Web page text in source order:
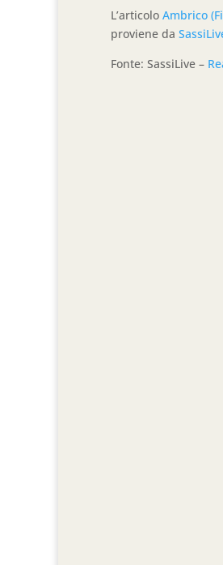
L’articolo Ambrico
proviene da
Fonte: SassiLive –